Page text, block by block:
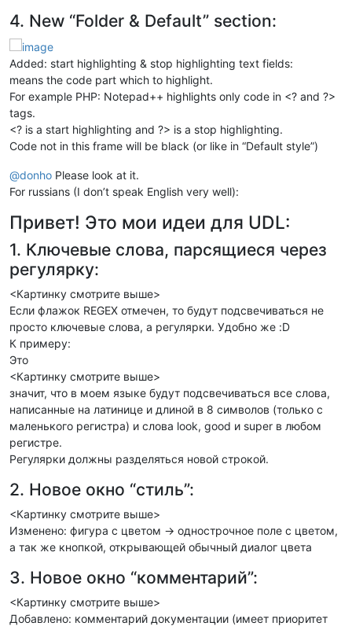
4. New “Folder & Default” section:
Added: start highlighting & stop highlighting text fields:
means the code part which to highlight.
For example PHP: Notepad++ highlights only code in <? and ?>
tags.
<? is a start highlighting and ?> is a stop highlighting.
Code not in this frame will be black (or like in “Default style”)
@donho Please look at it.
For russians (I don’t speak English very well):
Привет! Это мои идеи для UDL:
1. Ключевые слова, парсящиеся через
регулярку:
<Картинку смотрите выше>
Если флажок REGEX отмечен, то будут подсвечиваться не
просто ключевые слова, а регулярки. Удобно же :D
К примеру:
Это
<Картинку смотрите выше>
значит, что в моем языке будут подсвечиваться все слова,
написанные на латинице и длиной в 8 символов (только с
маленького регистра) и слова look, good и super в любом
регистре.
Регулярки должны разделяться новой строкой.
2. Новое окно “стиль”:
<Картинку смотрите выше>
Изменено: фигура с цветом -> однострочное поле с цветом,
а так же кнопкой, открывающей обычный диалог цвета
3. Новое окно “комментарий”:
<Картинку смотрите выше>
Добавлено: комментарий документации (имеет приоритет